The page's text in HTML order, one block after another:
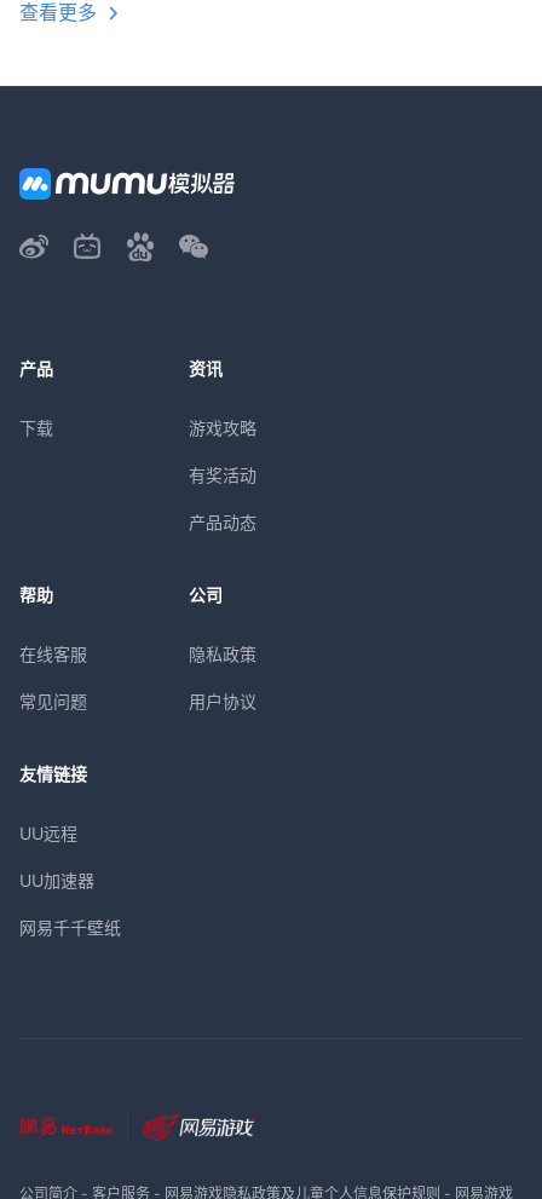
查看更多
产品
下载
资讯
游戏攻略
有奖活动
产品动态
帮助
在线客服
常见问题
公司
隐私政策
用户协议
友情链接
UU远程
UU加速器
网易千千壁纸
公司简介- 客户服务- 网易游戏隐私政策及儿童个人信息保护规则 - 网易游戏